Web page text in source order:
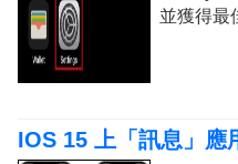
並獲得最
IOS 15 上「訊息」應